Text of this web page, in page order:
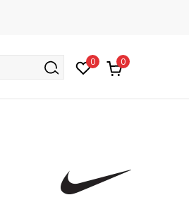
u trgovini
0 0